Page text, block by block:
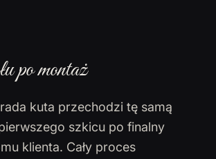
po montaż
kuta przechodzi tę samą
szkicu po finalny
klienta. Cały proces